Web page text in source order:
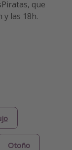
que
y las 18h.
Otoño